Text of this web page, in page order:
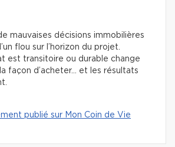
mauvaises décisions immobilières
flou sur l’horizon du projet.
est transitoire ou durable change
façon d’acheter… et les résultats
publié sur Mon Coin de Vie